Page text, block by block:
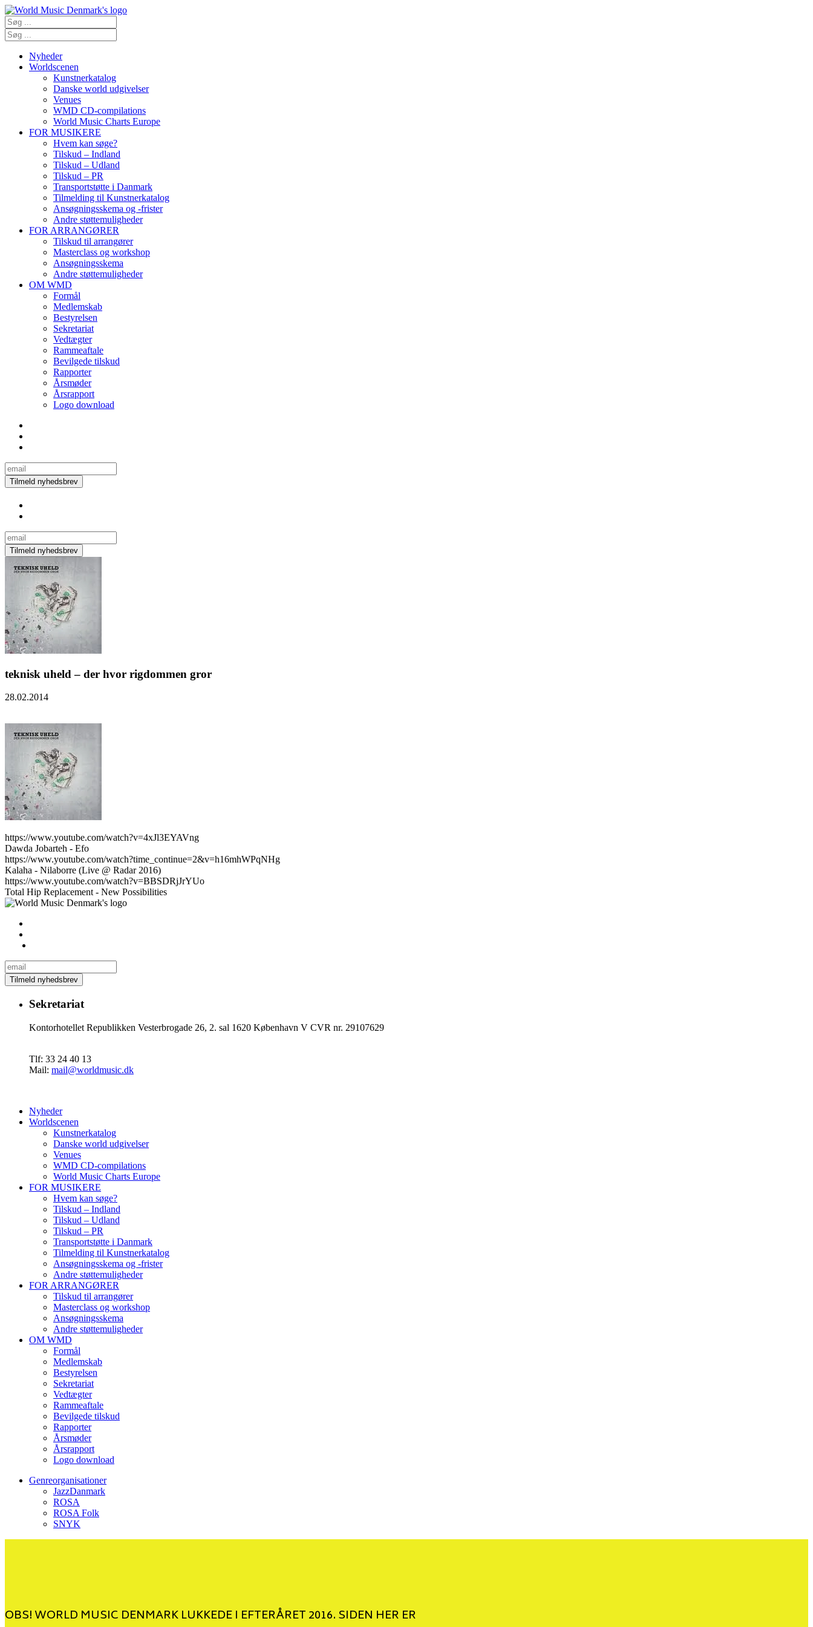
Nyheder
Worldscenen
Kunstnerkatalog
Danske world udgivelser
Venues
WMD CD-compilations
World Music Charts Europe
FOR MUSIKERE
Hvem kan søge?
Tilskud – Indland
Tilskud – Udland
Tilskud – PR
Transportstøtte i Danmark
Tilmelding til Kunstnerkatalog
Ansøgningsskema og -frister
Andre støttemuligheder
FOR ARRANGØRER
Tilskud til arrangører
Masterclass og workshop
Ansøgningsskema
Andre støttemuligheder
OM WMD
Formål
Medlemskab
Bestyrelsen
Sekretariat
Vedtægter
Rammeaftale
Bevilgede tilskud
Rapporter
Årsmøder
Årsrapport
Logo download
teknisk uheld – der hvor rigdommen gror
28.02.2014
https://www.youtube.com/watch?v=4xJl3EYAVng
Dawda Jobarteh - Efo
https://www.youtube.com/watch?time_continue=2&v=h16mhWPqNHg
Kalaha - Nilaborre (Live @ Radar 2016)
https://www.youtube.com/watch?v=BBSDRjJrYUo
Total Hip Replacement - New Possibilities
Sekretariat
Kontorhotellet Republikken Vesterbrogade 26, 2. sal 1620 København V CVR nr. 29107629
Tlf: 33 24 40 13
Mail: mail@worldmusic.dk
Nyheder
Worldscenen
Kunstnerkatalog
Danske world udgivelser
Venues
WMD CD-compilations
World Music Charts Europe
FOR MUSIKERE
Hvem kan søge?
Tilskud – Indland
Tilskud – Udland
Tilskud – PR
Transportstøtte i Danmark
Tilmelding til Kunstnerkatalog
Ansøgningsskema og -frister
Andre støttemuligheder
FOR ARRANGØRER
Tilskud til arrangører
Masterclass og workshop
Ansøgningsskema
Andre støttemuligheder
OM WMD
Formål
Medlemskab
Bestyrelsen
Sekretariat
Vedtægter
Rammeaftale
Bevilgede tilskud
Rapporter
Årsmøder
Årsrapport
Logo download
Genreorganisationer
JazzDanmark
ROSA
ROSA Folk
SNYK
OBS! WORLD MUSIC DENMARK LUKKEDE I EFTERÅRET 2016. SIDEN HER ER